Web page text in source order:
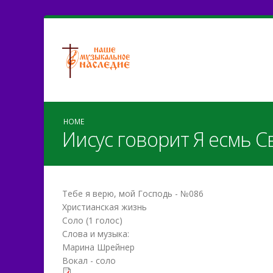
HOME
Иисус говорит Я есмь
Тебе я верю, мой Господь - №086
Христианская жизнь
Соло (1 голос)
Слова и музыка:
Марина Шрейнер
Вокал - соло